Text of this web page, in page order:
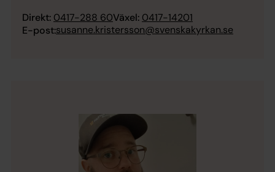
Direkt: 0417-288 60Växel: 0417-14201
E-post:susanne.kristersson@svenskakyrkan.se